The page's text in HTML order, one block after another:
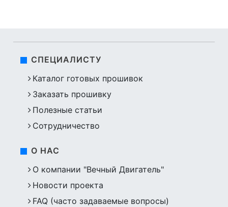
СПЕЦИАЛИСТУ
Каталог готовых прошивок
Заказать прошивку
Полезные статьи
Сотрудничество
О НАС
О компании "Вечный Двигатель"
Новости проекта
FAQ (часто задаваемые вопросы)